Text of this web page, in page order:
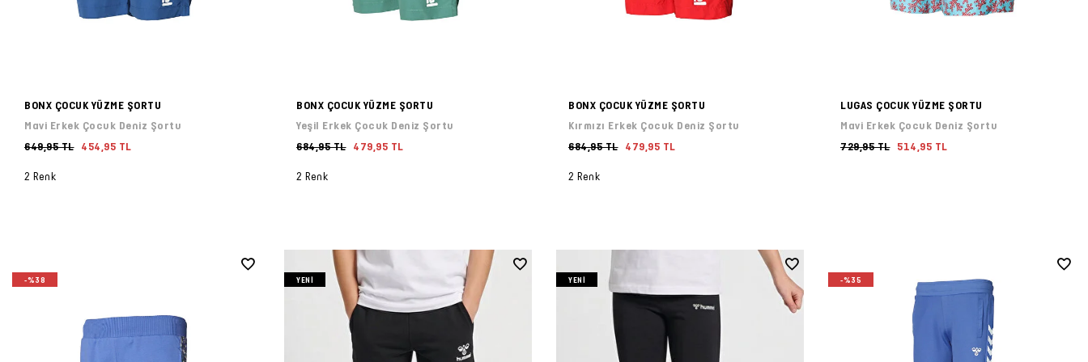
BONX ÇOCUK YÜZME ŞORTU
Mavi Erkek Çocuk Deniz Şortu
649,95 TL
454,95 TL
2 Renk
BONX ÇOCUK YÜZME ŞORTU
Yeşil Erkek Çocuk Deniz Şortu
684,95 TL
479,95 TL
2 Renk
BONX ÇOCUK YÜZME ŞORTU
Kırmızı Erkek Çocuk Deniz Şortu
684,95 TL
479,95 TL
2 Renk
LUGAS ÇOCUK YÜZME ŞORTU
Mavi Erkek Çocuk Deniz Şortu
729,95 TL
514,95 TL
-%38 YENI YENI -%35